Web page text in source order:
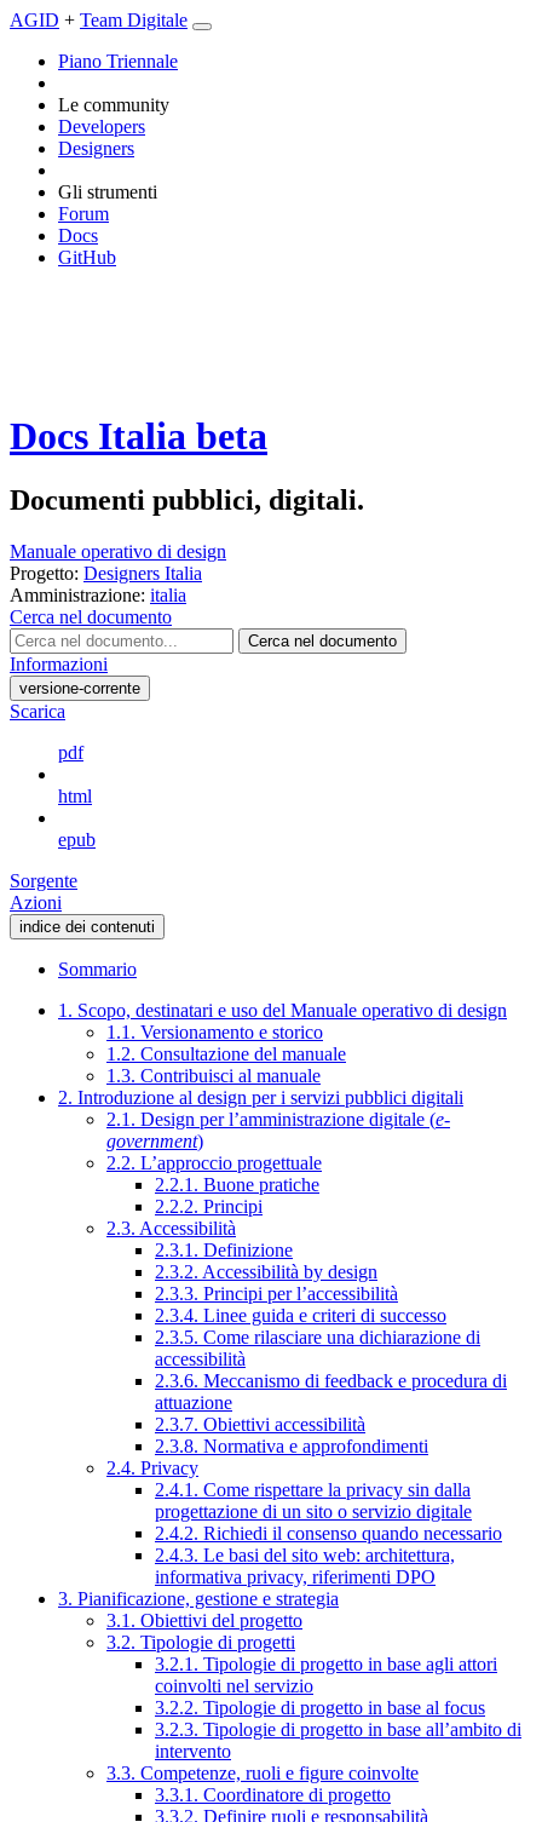
AGID + Team Digitale
Piano Triennale
Le community
Developers
Designers
Gli strumenti
Forum
Docs
GitHub
Docs Italia beta
Documenti pubblici, digitali.
Manuale operativo di design
Progetto: Designers Italia
Amministrazione: italia
Cerca nel documento
Cerca nel documento
Informazioni
versione-corrente
Scarica
pdf
html
epub
Sorgente
Azioni
indice dei contenuti
Sommario
1. Scopo, destinatari e uso del Manuale operativo di design
1.1. Versionamento e storico
1.2. Consultazione del manuale
1.3. Contribuisci al manuale
2. Introduzione al design per i servizi pubblici digitali
2.1. Design per l’amministrazione digitale (e-
government)
2.2. L’approccio progettuale
2.2.1. Buone pratiche
2.2.2. Principi
2.3. Accessibilità
2.3.1. Definizione
2.3.2. Accessibilità by design
2.3.3. Principi per l’accessibilità
2.3.4. Linee guida e criteri di successo
2.3.5. Come rilasciare una dichiarazione di
accessibilità
2.3.6. Meccanismo di feedback e procedura di
attuazione
2.3.7. Obiettivi accessibilità
2.3.8. Normativa e approfondimenti
2.4. Privacy
2.4.1. Come rispettare la privacy sin dalla
progettazione di un sito o servizio digitale
2.4.2. Richiedi il consenso quando necessario
2.4.3. Le basi del sito web: architettura,
informativa privacy, riferimenti DPO
3. Pianificazione, gestione e strategia
3.1. Obiettivi del progetto
3.2. Tipologie di progetti
3.2.1. Tipologie di progetto in base agli attori
coinvolti nel servizio
3.2.2. Tipologie di progetto in base al focus
3.2.3. Tipologie di progetto in base all’ambito di
intervento
3.3. Competenze, ruoli e figure coinvolte
3.3.1. Coordinatore di progetto
3.3.2. Definire ruoli e responsabilità